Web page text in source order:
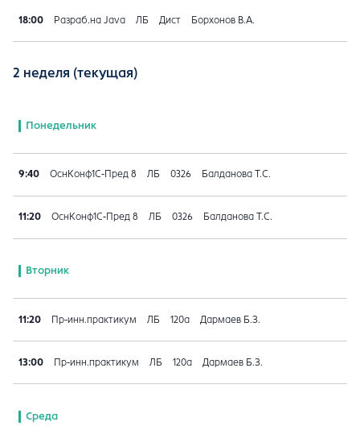
18:00 Разраб.на Java ЛБ Дист Борхонов В.А.
2 неделя (текущая)
Понедельник
9:40 ОснКонф1С-Пред 8 ЛБ 0326 Балданова Т.С.
11:20 ОснКонф1С-Пред 8 ЛБ 0326 Балданова Т.С.
Вторник
11:20 Пр-инн.практикум ЛБ 120а Дармаев Б.З.
13:00 Пр-инн.практикум ЛБ 120а Дармаев Б.З.
Среда